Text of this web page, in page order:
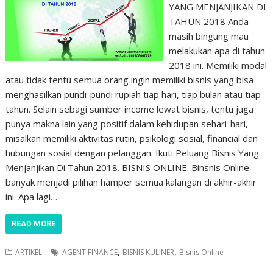
YANG MENJANJIKAN DI
TAHUN 2018 Anda
masih bingung mau
melakukan apa di tahun
2018 ini. Memiliki modal
atau tidak tentu semua orang ingin memiliki bisnis yang bisa
menghasilkan pundi-pundi rupiah tiap hari, tiap bulan atau tiap
tahun. Selain sebagi sumber income lewat bisnis, tentu juga
punya makna lain yang positif dalam kehidupan sehari-hari,
misalkan memiliki aktivitas rutin, psikologi sosial, financial dan
hubungan sosial dengan pelanggan. Ikuti Peluang Bisnis Yang
Menjanjikan Di Tahun 2018. BISNIS ONLINE. Binsnis Online
banyak menjadi pilihan hamper semua kalangan di akhir-akhir
ini. Apa lagi…
READ MORE
ARTIKEL AGENT FINANCE, BISNIS KULINER, Bisnis Online